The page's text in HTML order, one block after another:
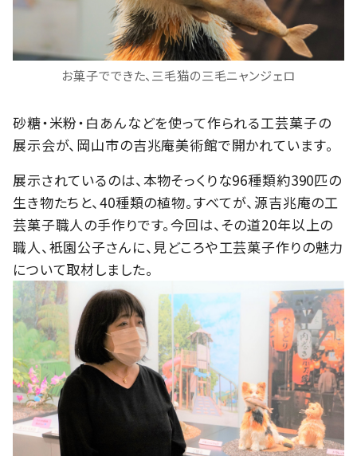
お菓子でできた、三毛猫の三毛ニャンジェロ
砂糖・米粉・白あんなどを使って作られる工芸菓子の
展示会が、岡山市の吉兆庵美術館で開かれています。
展示されているのは、本物そっくりな96種類約390匹の
生き物たちと、40種類の植物。すべてが、源吉兆庵の工
芸菓子職人の手作りです。今回は、その道20年以上の
職人、衹園公子さんに、見どころや工芸菓子作りの魅力
について取材しました。